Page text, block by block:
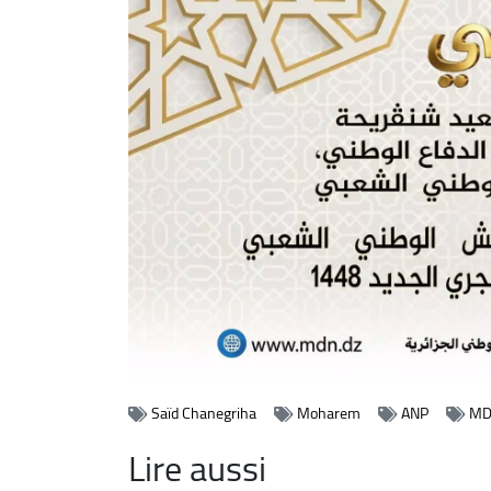
Saïd Chanegriha Moharem ANP
Lire aussi